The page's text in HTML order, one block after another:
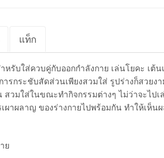
แท็ก
รับใส่ควบคู่กับออกกำลังกาย เล่นโยคะ เต้
รกระชับสัดส่วนเพียงสวมใส่ รูปร่างก็สว
วมใส่ในขณะทำกิจกรรมต่างๆ ไม่ว่าจะไป
าผลาญ ของร่างกายไปพร้อมกัน ทำให้เ
ย